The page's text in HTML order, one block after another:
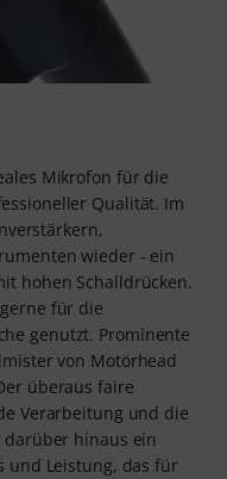
Mikrofon für die
Qualität. Im
wieder - ein
hohen Schalldrücken.
für die
genutzt. Prominente
von Motörhead
überaus faire
Verarbeitung und die
hinaus ein
und Leistung, das für